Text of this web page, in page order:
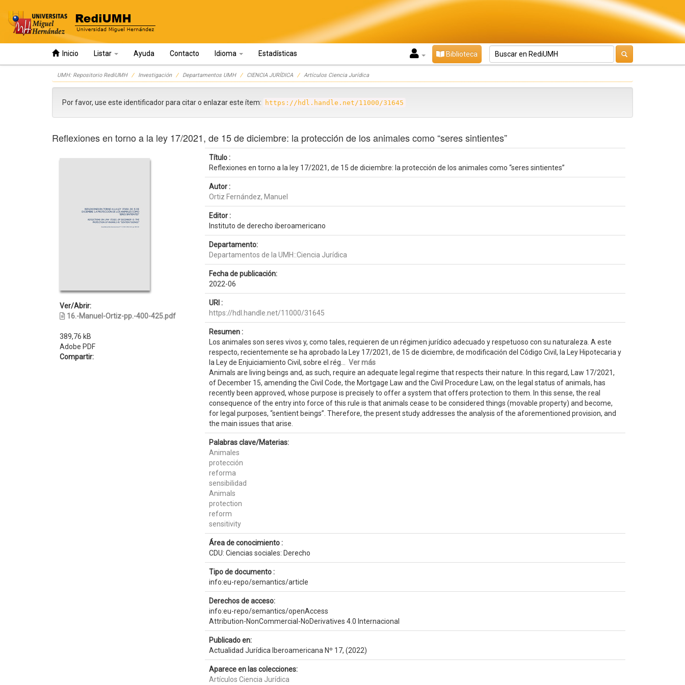
Inicio Listar Ayuda Contacto Idioma Estadísticas Biblioteca
UMH: Repositorio RediUMH Investigación Departamentos UMH CIENCIA JURÍDICA Artículos Ciencia Jurídica
Por favor, use este identificador para citar o enlazar este ítem: https://hdl.handle.net/11000/31645
Reflexiones en torno a la ley 17/2021, de 15 de diciembre: la protección de los animales como “seres sintientes”
Ver/Abrir:
16.-Manuel-Ortiz-pp.-400-425.pdf
389,76 kB
Adobe PDF
Compartir:
Título :
Reflexiones en torno a la ley 17/2021, de 15 de diciembre: la protección de los animales como “seres sintientes”
Autor :
Ortiz Fernández, Manuel
Editor :
Instituto de derecho iberoamericano
Departamento:
Departamentos de la UMH::Ciencia Jurídica
Fecha de publicación:
2022-06
URI :
https://hdl.handle.net/11000/31645
Resumen :
Los animales son seres vivos y, como tales, requieren de un régimen jurídico adecuado y respetuoso con su naturaleza. A este
respecto, recientemente se ha aprobado la Ley 17/2021, de 15 de diciembre, de modificación del Código Civil, la Ley Hipotecaria y
la Ley de Enjuiciamiento Civil, sobre el rég... Ver más
Animals are living beings and, as such, require an adequate legal regime that respects their nature. In this regard, Law 17/2021,
of December 15, amending the Civil Code, the Mortgage Law and the Civil Procedure Law, on the legal status of animals, has
recently been approved, whose purpose is precisely to offer a system that offers protection to them. In this sense, the real
consequence of the entry into force of this rule is that animals cease to be considered things (movable property) and become,
for legal purposes, “sentient beings”. Therefore, the present study addresses the analysis of the aforementioned provision, and
the main issues that arise.
Palabras clave/Materias:
Animales
protección
reforma
sensibilidad
Animals
protection
reform
sensitivity
Área de conocimiento :
CDU: Ciencias sociales: Derecho
Tipo de documento :
info:eu-repo/semantics/article
Derechos de acceso:
info:eu-repo/semantics/openAccess
Attribution-NonCommercial-NoDerivatives 4.0 Internacional
Publicado en:
Actualidad Jurídica Iberoamericana Nº 17, (2022)
Aparece en las colecciones:
Artículos Ciencia Jurídica